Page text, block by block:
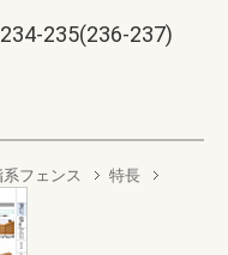
235(236-237)
フェンス 特長